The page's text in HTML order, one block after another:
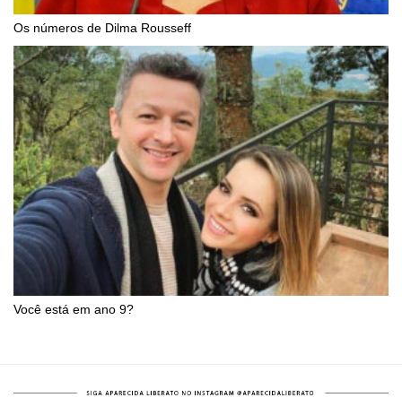
Os números de Dilma Rousseff
Você está em ano 9?